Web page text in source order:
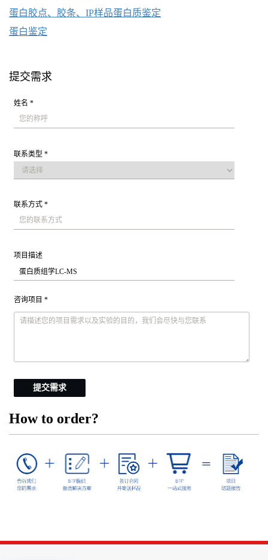
蛋白胶点、胶条、IP样品蛋白质鉴定
蛋白鉴定
提交需求
姓名 *
联系类型 *
联系方式 *
项目描述
咨询项目 *
提交需求
How to order?